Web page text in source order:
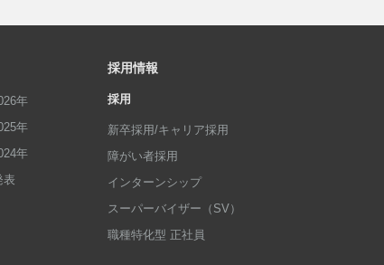
年
年
年
表
採用情報
採用
新卒採用/キャリア採用
障がい者採用
インターンシップ
スーパーバイザー（SV）
職種特化型 正社員